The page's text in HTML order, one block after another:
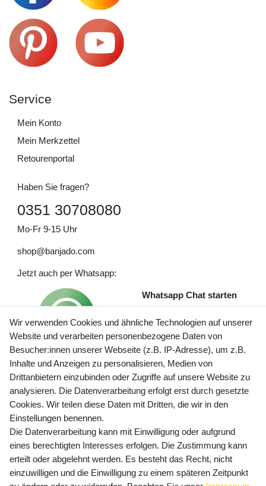
Service
Mein Konto
Mein Merkzettel
Retourenportal
Haben Sie fragen?
0351 30708080
Mo-Fr 9-15 Uhr
shop@banjado.com
Jetzt auch per Whatsapp:
Whatsapp Chat starten
Preisangaben inkl. gesetzl. MwSt. und zzgl. Service- und
Versandkosten
Newsletter Anmeldung - Keine Angebote
mehr verpassen!
E-MAIL **
Newsletter
Wir verwenden Cookies und ähnliche Technologien auf unserer
Website und verarbeiten personenbezogene Daten von
Besucher:innen unserer Webseite (z.B. IP-Adresse), um z.B.
Inhalte und Anzeigen zu personalisieren, Medien von
Drittanbietern einzubinden oder Zugriffe auf unsere Website zu
analysieren. Die Datenverarbeitung erfolgt erst durch gesetzte
Cookies. Wir teilen diese Daten mit Dritten, die wir in den
Einstellungen benennen.
Die Datenverarbeitung kann mit Einwilligung oder aufgrund
eines berechtigten Interesses erfolgen. Die Zustimmung kann
erteilt oder abgelehnt werden. Es besteht das Recht, nicht
einzuwilligen und die Einwilligung zu einem späteren Zeitpunkt